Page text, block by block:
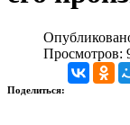
Просмотров:
Поделиться: